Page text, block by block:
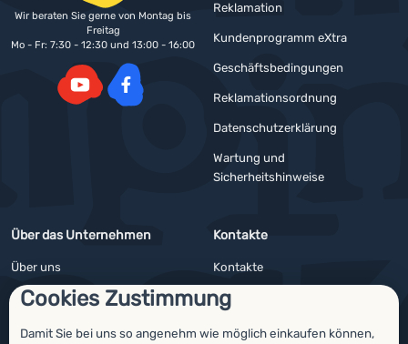
Cookies Zustimmung
Damit Sie bei uns so angenehm wie möglich einkaufen können,
Reklamation
Kundenprogramm eXtra
Geschäftsbedingungen
Reklamationsordnung
Datenschutzerklärung
Wartung und
Sicherheitshinweise
Über das Unternehmen
Über uns
Impressum
4camping4nature
Kontakte
Kontakte
Angebote für Firmen und Vereine
Newsletter
Wir beraten Sie gerne von Montag bis
Freitag
Mo - Fr: 7:30 - 12:30 und 13:00 - 16:00